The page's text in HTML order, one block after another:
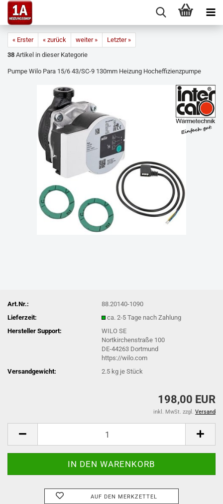
« Erster « zurück weiter »
Letzter »
38 Artikel in dieser Kategorie
Pumpe Wilo Para 15/6 43/SC-9 130mm Heizung Hocheffizienzpumpe
Art.Nr.:
88.20140-1090
Lieferzeit:
ca. 2-5 Tage nach Zahlung
Hersteller Support:
WILO SE
Nortkirchenstraße 100
DE-44263 Dortmund
https://wilo.com
Versandgewicht:
2.5 kg je Stück
198,00 EUR
inkl. MwSt. zzgl. Versand
AUF DEN MERKZETTEL